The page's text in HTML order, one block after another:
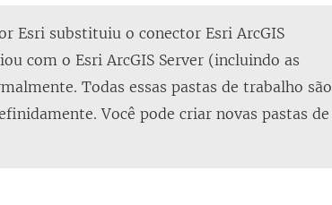
Esri substituiu o conector Esri ArcGIS
com o Esri ArcGIS Server (incluindo as
Todas essas pastas de trabalho são
Você pode criar novas pastas de